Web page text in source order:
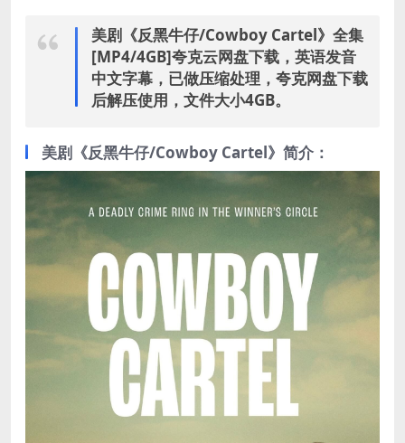
美剧《反黑牛仔/Cowboy Cartel》全集
[MP4/4GB]夸克云网盘下载，英语发音
中文字幕，已做压缩处理，夸克网盘下载
后解压使用，文件大小4GB。
美剧《反黑牛仔/Cowboy Cartel》简介：